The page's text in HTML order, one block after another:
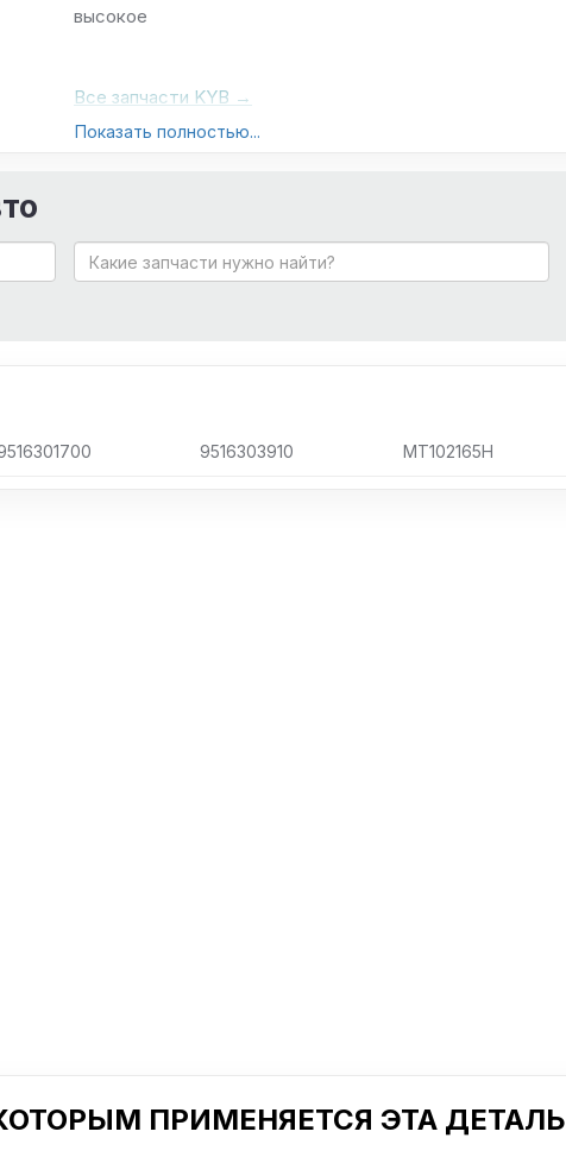
высокое
Все запчасти KYB →
Показать полностью...
9516303910 MT102165H
ПРИМЕНЯЕТСЯ ЭТА ДЕТАЛЬ